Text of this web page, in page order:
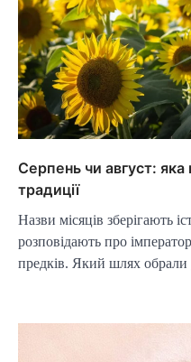
Серпень чи август: яка
традиції
Назви місяців зберігають
розповідають про
предків. Який шлях обрали